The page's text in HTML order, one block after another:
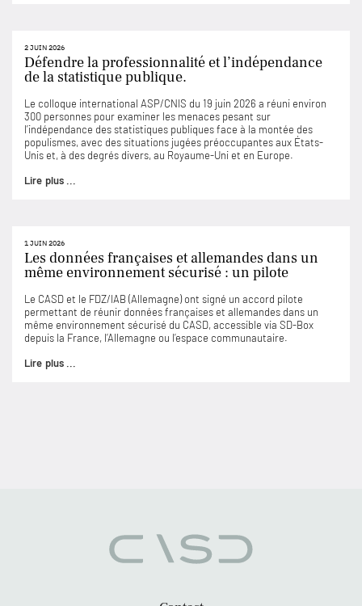
2 JUIN 2026
Défendre la professionnalité et l’indépendance
de la statistique publique.
Le colloque international ASP/CNIS du 19 juin 2026 a réuni environ
300 personnes pour examiner les menaces pesant sur
l’indépendance des statistiques publiques face à la montée des
populismes, avec des situations jugées préoccupantes aux États-
Unis et, à des degrés divers, au Royaume-Uni et en Europe.
Lire plus ...
1 JUIN 2026
Les données françaises et allemandes dans un
même environnement sécurisé : un pilote
Le CASD et le FDZ/IAB (Allemagne) ont signé un accord pilote
permettant de réunir données françaises et allemandes dans un
même environnement sécurisé du CASD, accessible via SD-Box
depuis la France, l’Allemagne ou l’espace communautaire.
Lire plus ...